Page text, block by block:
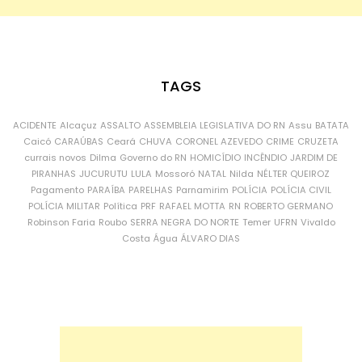
TAGS
ACIDENTE Alcaçuz ASSALTO ASSEMBLEIA LEGISLATIVA DO RN Assu BATATA
Caicó CARAÚBAS Ceará CHUVA CORONEL AZEVEDO CRIME CRUZETA
currais novos Dilma Governo do RN HOMICÍDIO INCÊNDIO JARDIM DE
PIRANHAS JUCURUTU LULA Mossoró NATAL Nilda NÉLTER QUEIROZ
Pagamento PARAÍBA PARELHAS Parnamirim POLÍCIA POLÍCIA CIVIL
POLÍCIA MILITAR Política PRF RAFAEL MOTTA RN ROBERTO GERMANO
Robinson Faria Roubo SERRA NEGRA DO NORTE Temer UFRN Vivaldo
Costa Água ÁLVARO DIAS